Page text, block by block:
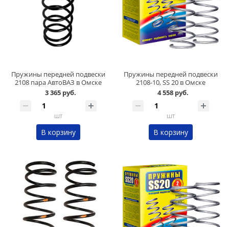
Пружины передней подвески
2108 пара АвтоВАЗ в Омске
3 365 руб.
шт
В корзину
Пружины передней подвески
2108-10, SS 20 в Омске
4 558 руб.
шт
В корзину